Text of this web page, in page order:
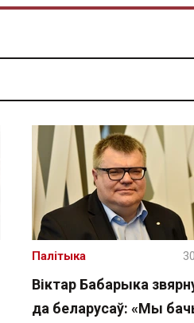
Віктар Бабарыка
да беларусаў: «Мы
Палітыка